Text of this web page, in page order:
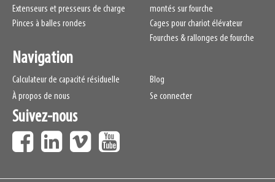
Extenseurs et presseurs de charge
Pinces à balles rondes
montés sur fourche
Cages pour chariot élévateur
Fourches & rallonges de fourche
Navigation
Calculateur de capacité résiduelle
À propos de nous
Blog
Se connecter
Suivez-nous